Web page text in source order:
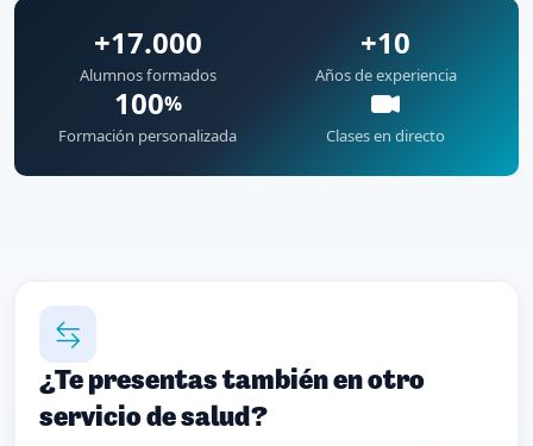
+17.000
Alumnos formados
+10
Años de experiencia
100%
Formación personalizada Clases en directo
¿Te presentas también en otro
servicio de salud?